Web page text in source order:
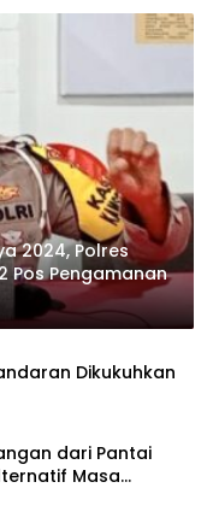
2024, Polres
Pos Pengamanan
Dikukuhkan
dari Pantai
Masa